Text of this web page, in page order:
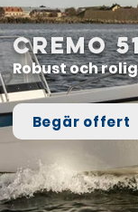
Cremo
Robust och
Begär offert